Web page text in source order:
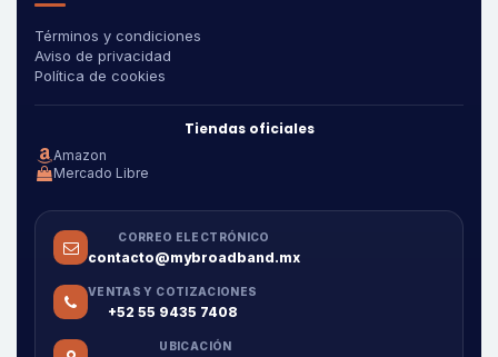
Términos y condiciones
Aviso de privacidad
Política de cookies
Tiendas oficiales
Amazon
Mercado Libre
CORREO ELECTRÓNICO
contacto@mybroadband.mx
VENTAS Y COTIZACIONES
+52 55 9435 7408
UBICACIÓN